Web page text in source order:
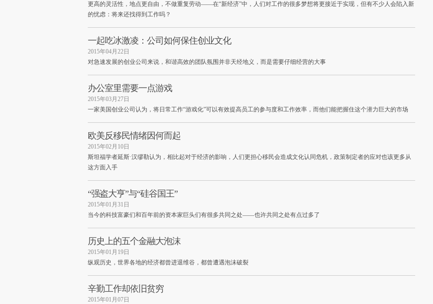
更高的灵活性，地点更自由，不做重复劳动——在“新经济”中，人们对工作的很多梦想将更接近于实现，但有不少人会陷入新
的忧虑：将来还找得到工作吗？
一起吃冰激凌：公司如何保住创业文化
2015年04月22日
对急速发展的创业公司来说，和谐高效的团队氛围并非天经地义，而是需要仔细经营的大事
办公室里需要一点游戏
2015年03月27日
一家美国创业公司认为，将日常工作“游戏化”可以有效提高员工的参与度和工作效率，而他们能把握住这个潜力巨大的市场
欧美反移民情绪因何而起
2015年02月10日
斯坦福学者延斯·汉缪勒认为，相比起对于经济的影响，人们更担心移民会造成文化认同危机，政策制定者的应对也该更多从
这方面入手
“强盗大亨”与“硅谷国王”
2015年01月31日
当今的科技富豪们和百年前的资本家巨头们有很多共同之处——也许共同之处有点过多了
历史上的五个金融大泡沫
2015年01月19日
纵观历史，世界各地的经济都曾进退维谷，都曾遭遇泡沫破裂
辛勤工作却依旧贫穷
2015年01月07日